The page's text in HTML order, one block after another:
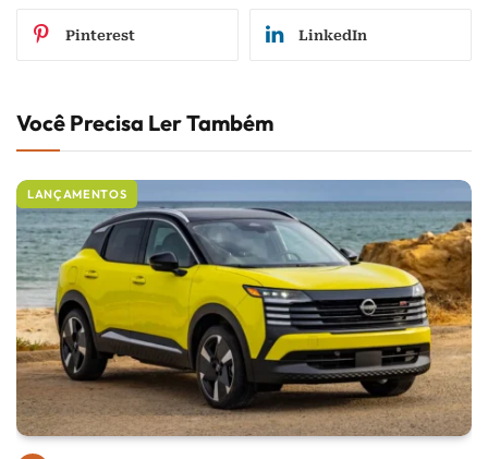
Pinterest LinkedIn
Você Precisa Ler Também
LANÇAMENTOS